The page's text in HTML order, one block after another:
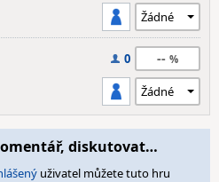
0 --
diskutovat…
uživatel můžete tuto hru